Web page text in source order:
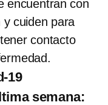
encuentran con
cuiden para
contacto
19
semana: